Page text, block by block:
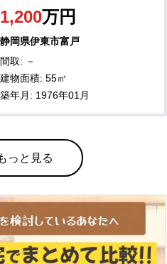
1,200万円
静岡県伊東市富戸
間取: －
建物面積: 55㎡
築年月: 1976年01月
っと見る